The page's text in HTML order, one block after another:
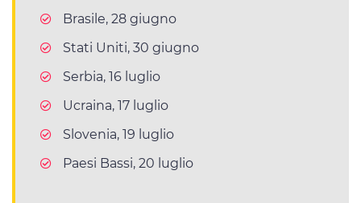
Brasile, 28 giugno
Stati Uniti, 30 giugno
Serbia, 16 luglio
Ucraina, 17 luglio
Slovenia, 19 luglio
Paesi Bassi, 20 luglio